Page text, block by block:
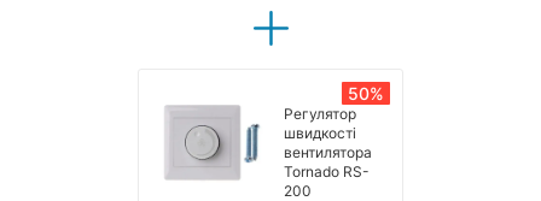
50%
Регулятор
швидкості
вентилятора
Tornado RS-
200